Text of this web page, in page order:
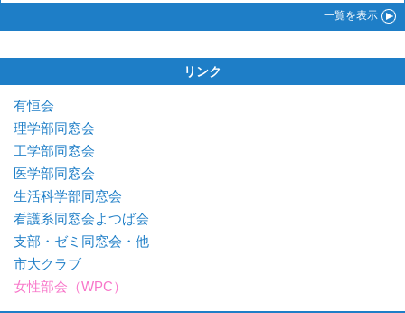
一覧を表示
リンク
有恒会
理学部同窓会
工学部同窓会
医学部同窓会
生活科学部同窓会
看護系同窓会よつば会
支部・ゼミ同窓会・他
市大クラブ
女性部会（WPC）